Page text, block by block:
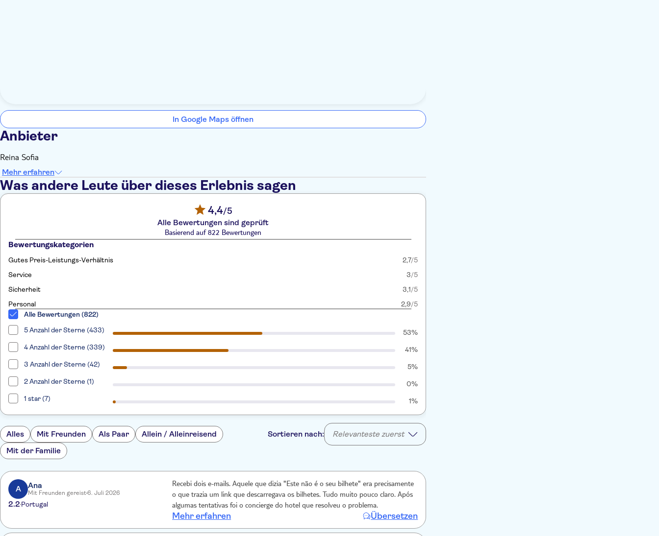
In Google Maps öffnen
Anbieter
Reina Sofia
Mehr erfahren
Was andere Leute über dieses Erlebnis sagen
4,4/5
Alle Bewertungen sind geprüft
Basierend auf 822 Bewertungen
Bewertungskategorien
Gutes Preis-Leistungs-Verhältnis 2,7/5
Service
3/5
Sicherheit
3,1/5
Personal
2,9/5
Alle Bewertungen (822)
5 Anzahl der Sterne (433)
53%
4 Anzahl der Sterne (339)
41%
3 Anzahl der Sterne (42)
5%
2 Anzahl der Sterne (1)
0%
1 star (7)
1%
Alles Mit Freunden Als Paar
Allein / Alleinreisend
Mit der Familie
Sortieren nach: Relevanteste zuerst
A Ana
Mit Freunden gereist6. Juli 2026
2.2 Portugal
Recebi dois e-mails. Aquele que dizia "Este não é o seu bilhete" era precisamente
o que trazia um link que descarregava os bilhetes. Tudo muito pouco claro. Após
algumas tentativas foi o concierge do hotel que resolveu o problema.
Mehr erfahren Übersetzen